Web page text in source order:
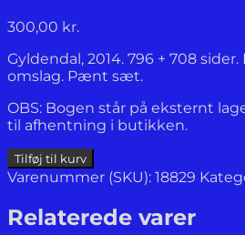
300,00 kr.
Gyldendal, 2014. 796 + 708
omslag. Pænt sæt.
OBS: Bogen står på eksternt
til afhentning i butikken.
Ulve,
får
vogtere.
Den
Tilføj til kurv
Varenummer (SKU): 18829
Relaterede varer